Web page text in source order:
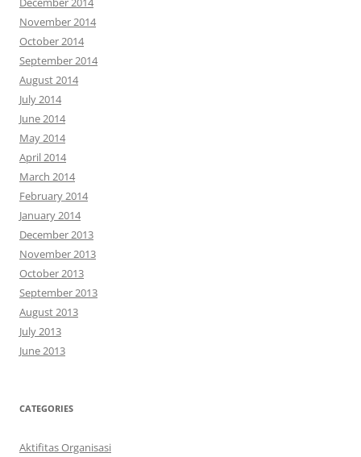
November 2014
October 2014
September 2014
August 2014
July 2014
June 2014
May 2014
April 2014
March 2014
February 2014
January 2014
December 2013
November 2013
October 2013
September 2013
August 2013
July 2013
June 2013
CATEGORIES
Aktifitas Organisasi